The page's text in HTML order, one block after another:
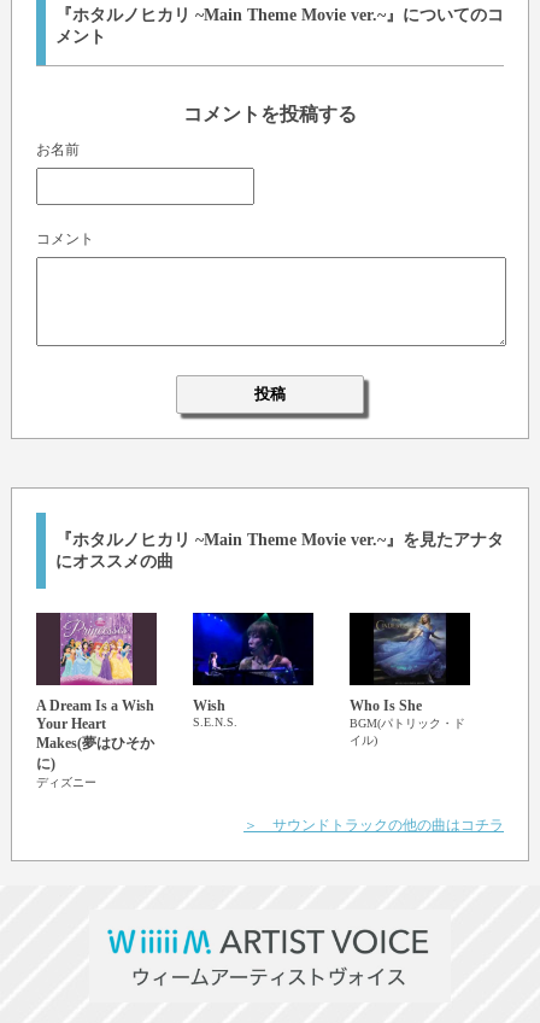
『ホタルノヒカリ ~Main Theme Movie ver.~』についてのコ
メント
コメントを投稿する
お名前
コメント
『ホタルノヒカリ ~Main Theme Movie ver.~』を見たアナタ
にオススメの曲
A Dream Is a Wish
Your Heart
Makes(夢はひそか
に)
ディズニー
Wish
S.E.N.S.
Who Is She
BGM(パトリック・ド
イル)
＞ サウンドトラックの他の曲はコチラ